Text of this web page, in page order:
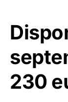
230